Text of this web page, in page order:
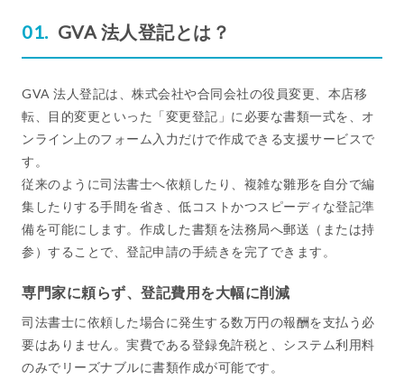
GVA 法人登記とは？
GVA 法人登記は、株式会社や合同会社の役員変更、本店移
転、目的変更といった「変更登記」に必要な書類一式を、オ
ンライン上のフォーム入力だけで作成できる支援サービスで
す。
従来のように司法書士へ依頼したり、複雑な雛形を自分で編
集したりする手間を省き、低コストかつスピーディな登記準
備を可能にします。作成した書類を法務局へ郵送（または持
参）することで、登記申請の手続きを完了できます。
専門家に頼らず、登記費用を大幅に削減
司法書士に依頼した場合に発生する数万円の報酬を支払う必
要はありません。実費である登録免許税と、システム利用料
のみでリーズナブルに書類作成が可能です。